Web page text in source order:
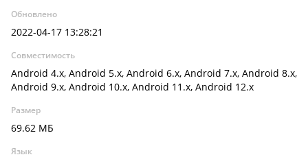
Обновлено
2022-04-17 13:28:21
Совместимость
Android 4.x, Android 5.x, Android 6.x, Android 7.x, Android 8.x,
Android 9.x, Android 10.x, Android 11.x, Android 12.x
Размер
69.62 МБ
Язык